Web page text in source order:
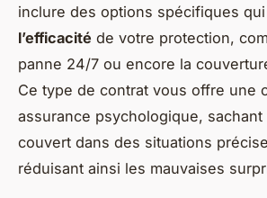
inclure des options spécifiques qui
l’efficacité de votre protection,
panne 24/7 ou encore la
Ce type de contrat vous offre une
assurance psychologique,
couvert dans des situations
réduisant ainsi les mauvaises